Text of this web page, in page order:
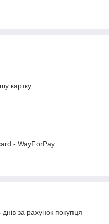
картку
- WayForPay
за рахунок покупця